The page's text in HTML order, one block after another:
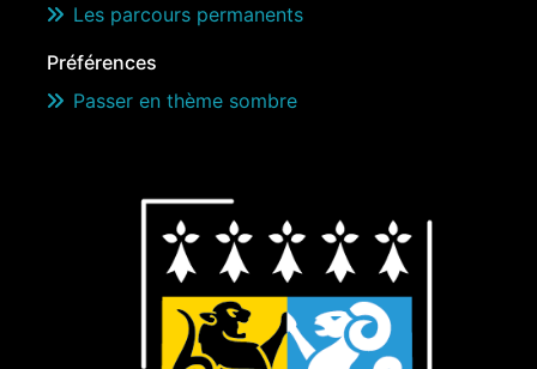
Les parcours permanents
Préférences
Passer en thème sombre